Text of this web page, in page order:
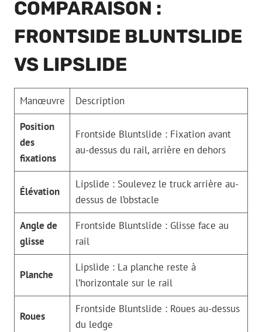
COMPARAISON :
FRONTSIDE BLUNTSLIDE
VS LIPSLIDE
Manœuvre
Description
Position
des
fixations
Frontside Bluntslide : Fixation avant
au-dessus du rail, arrière en dehors
Élévation
Lipslide : Soulevez le truck arrière au-
dessus de l’obstacle
Angle de
glisse
Frontside Bluntslide : Glisse face au
rail
Planche
Lipslide : La planche reste à
l’horizontale sur le rail
Roues
Frontside Bluntslide : Roues au-dessus
du ledge